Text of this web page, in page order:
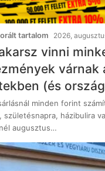
tartalom 2026,
vinni
várnak
(és
minden forint
születésnapra, házibulira
augusztus…